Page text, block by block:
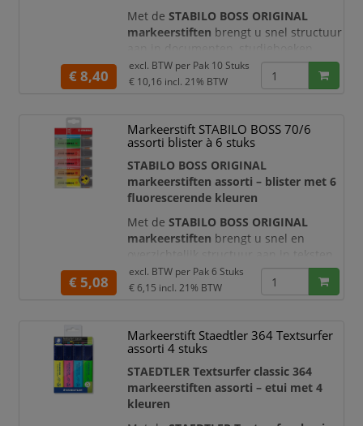
Met deSTABILO BOSS ORIGINAL
markeerstiften brengt u snel structuur
rapporten en aantekeningen. Deze
voordeelverpakking bevat
10
Hierdoor kunt u onderwerpen,
prioriteiten en belangrijke passages
overzichtelijk van elkaar
onderscheiden.
De bekende platte
€ 8,40
excl. BTW per Pak 10 Stuks
€ 10,16 incl. 21% BTW
Markeerstift STABILO BOSS 70/6
assorti blister à 6 stuks
STABILO BOSS ORIGINAL
markeerstiften assorti – blister met 6
fluorescerende kleuren
Met deSTABILO BOSS ORIGINAL
markeerstiften brengt u snel en
documenten en aantekeningen. Deze
assortimentsverpakking bevat zes
belangrijke informatie, onderwerpen,
prioriteiten en actiepunten eenvoudig
met verschillende kleuren
categoriseren.
€ 5,08
excl. BTW per Pak 6 Stuks
€ 6,15 incl. 21% BTW
Markeerstift Staedtler 364 Textsurfer
assorti 4 stuks
STAEDTLER Textsurfer classic 364
markeerstiften assorti – etui met 4
kleuren